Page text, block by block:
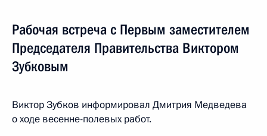
Рабочая встреча с Первым заместителем
Председателя Правительства Виктором
Зубковым
Виктор Зубков информировал Дмитрия Медведева
о ходе весенне-полевых работ.